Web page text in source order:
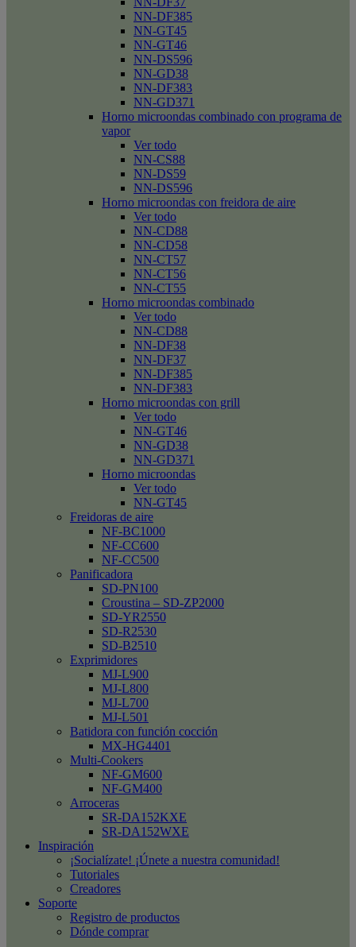
NN-DF385
NN-GT45
NN-GT46
NN-DS596
NN-GD38
NN-DF383
NN-GD371
Horno microondas combinado con programa de
vapor
Ver todo
NN-CS88
NN-DS59
NN-DS596
Horno microondas con freidora de aire
Ver todo
NN-CD88
NN-CD58
NN-CT57
NN-CT56
NN-CT55
Horno microondas combinado
Ver todo
NN-CD88
NN-DF38
NN-DF37
NN-DF385
NN-DF383
Horno microondas con grill
Ver todo
NN-GT46
NN-GD38
NN-GD371
Horno microondas
Ver todo
NN-GT45
Freidoras de aire
NF-BC1000
NF-CC600
NF-CC500
Panificadora
SD-PN100
Croustina – SD-ZP2000
SD-YR2550
SD-R2530
SD-B2510
Exprimidores
MJ-L900
MJ-L800
MJ-L700
MJ-L501
Batidora con función cocción
MX-HG4401
Multi-Cookers
NF-GM600
NF-GM400
Arroceras
SR-DA152KXE
SR-DA152WXE
Inspiración
¡Socialízate! ¡Únete a nuestra comunidad!
Tutoriales
Creadores
Soporte
Registro de productos
Dónde comprar